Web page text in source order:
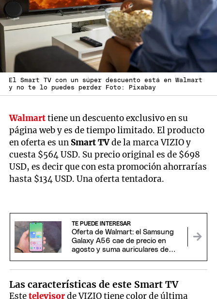
El Smart TV con un súper descuento está en Walmart
y no te lo puedes perder Foto: Pixabay
Walmarttiene un descuento exclusivo en su
página web y es de tiempo limitado. El producto
en oferta es un Smart TVde la marca VIZIO y
cuesta $564 USD. Su precio original es de $698
USD, es decir que con esta promoción ahorrarías
hasta $134 USD. Una oferta tentadora.
TE PUEDE INTERESAR
Oferta de Walmart: el Samsung
Galaxy A56 cae de precio en
agosto y suma auriculares de
Las características de este Smart TV
Estetelevisorde VIZIO tiene color de última